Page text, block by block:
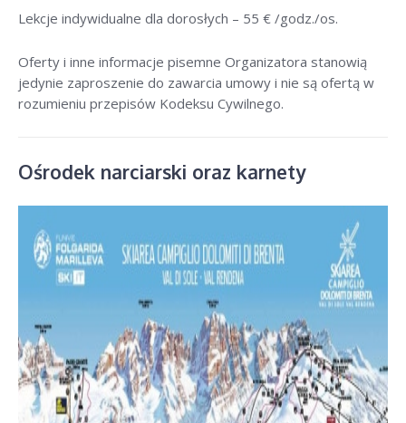
Lekcje indywidualne dla dorosłych – 55 € /godz./os.
Oferty i inne informacje pisemne Organizatora stanowią
jedynie zaproszenie do zawarcia umowy i nie są ofertą w
rozumieniu przepisów Kodeksu Cywilnego.
Ośrodek narciarski oraz karnety